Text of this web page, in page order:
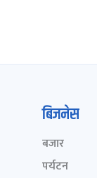
बिजनेस
बजार
पर्यटन